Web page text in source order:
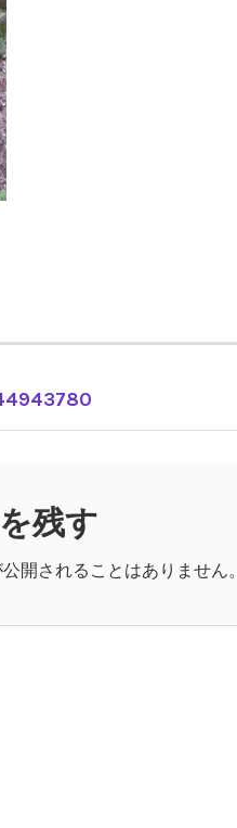
残す
開されることはありません。